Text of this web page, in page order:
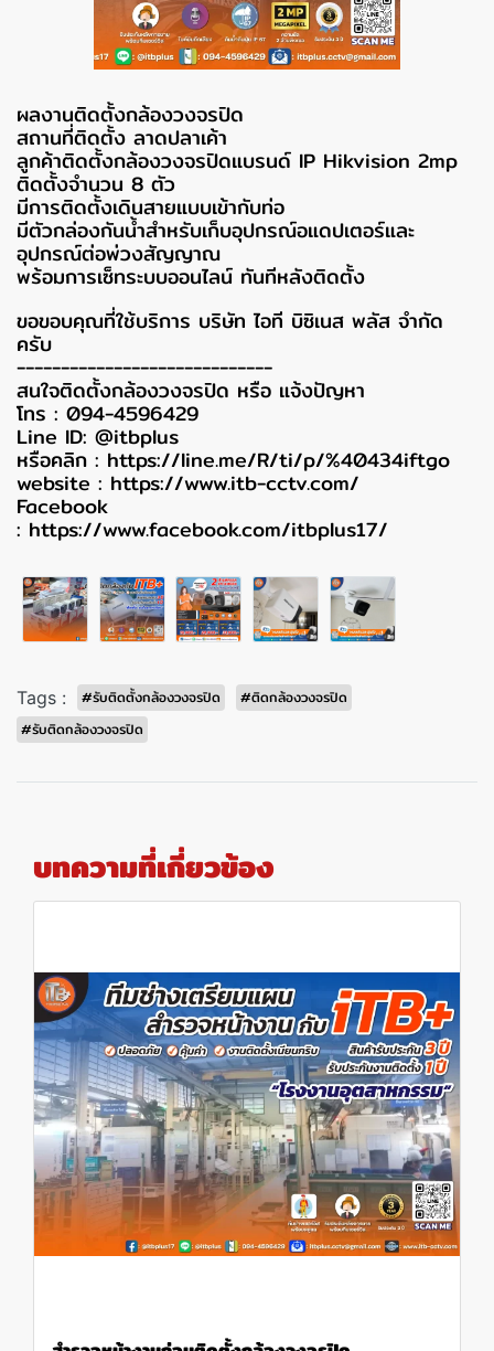
ผลงานติดตั้งกล้องวงจรปิด
สถานที่ติดตั้ง ลาดปลาเค้า
ลูกค้าติดตั้งกล้องวงจรปิดแบรนด์ IP Hikvision 2mp
ติดตั้งจำนวน 8 ตัว
มีการติดตั้งเดินสายแบบเข้ากับท่อ
มีตัวกล่องกันน้ำสำหรับเก็บอุปกรณ์อแดปเตอร์และ
อุปกรณ์ต่อพ่วงสัญญาณ
พร้อมการเซ็ทระบบออนไลน์ ทันทีหลังติดตั้ง
ขอขอบคุณที่ใช้บริการ บริษัท ไอที บิซิเนส พลัส จำกัด
ครับ
-----------------------------
สนใจติดตั้งกล้องวงจรปิด หรือ แจ้งปัญหา
โทร : 094-4596429
Line ID: @itbplus
หรือคลิก : https://line.me/R/ti/p/%40434iftgo
website : https://www.itb-cctv.com/
Facebook
: https://www.facebook.com/itbplus17/
Tags : #รับติดตั้งกล้องวงจรปิด
#ติดกล้องวงจรปิด
#รับติดกล้องวงจรปิด
บทความที่เกี่ยวข้อง